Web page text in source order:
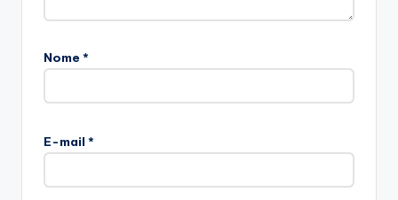
Nome *
E-mail *